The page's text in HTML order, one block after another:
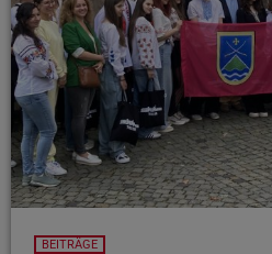
BEITRÄGE